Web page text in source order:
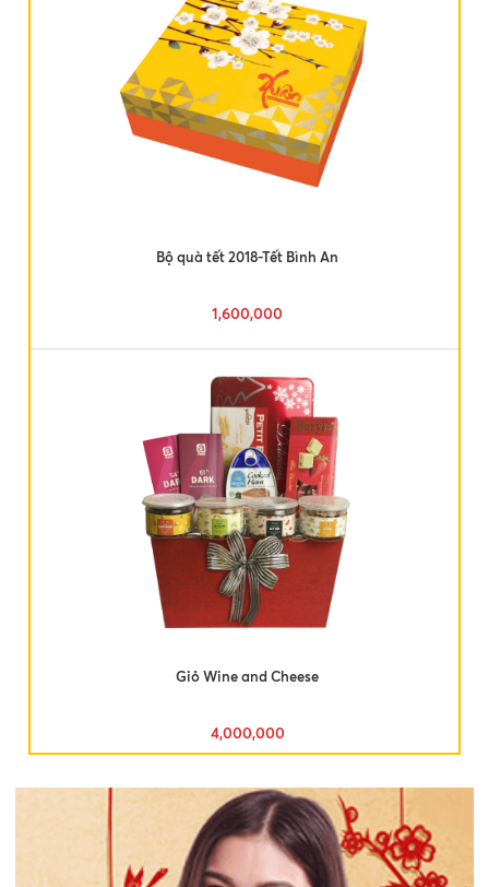
Bộ quà tết 2018-Tết Bình An
1,600,000
Giỏ Wine and Cheese
4,000,000